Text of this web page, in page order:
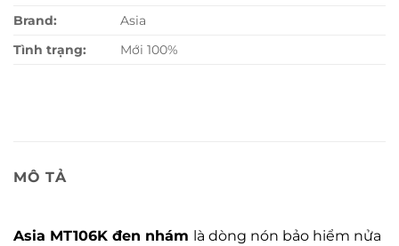
Brand:
Asia
Tình trạng:
Mới 100%
MÔ TẢ
Asia MT106K đen nhám là dòng nón bảo hiểm nửa